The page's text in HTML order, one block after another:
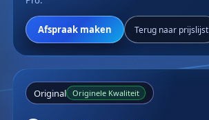
Afspraak maken Terug naar prijslijst
Original Originele Kwaliteit